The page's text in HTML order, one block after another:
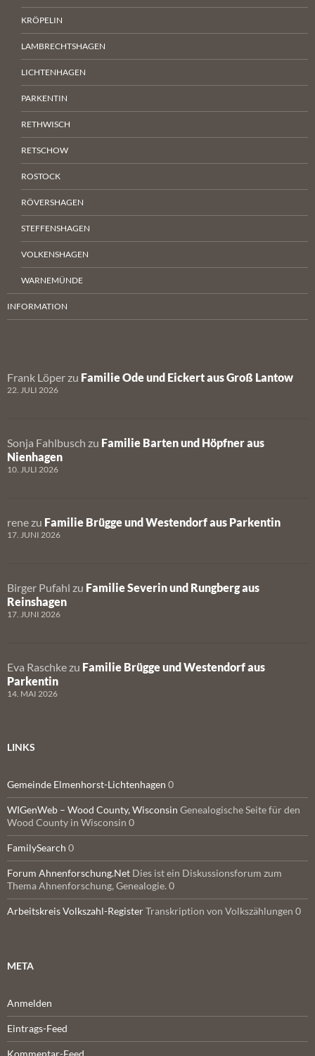
KRÖPELIN
LAMBRECHTSHAGEN
LICHTENHAGEN
PARKENTIN
RETHWISCH
RETSCHOW
ROSTOCK
RÖVERSHAGEN
STEFFENSHAGEN
VOLKENSHAGEN
WARNEMÜNDE
INFORMATION
Frank Löper zu Familie Ode und Eickert aus Groß Lantow
22. JULI 2026
Sonja Fahlbusch zu Familie Barten und Höpfner aus
Nienhagen
10. JULI 2026
rene zu Familie Brügge und Westendorf aus Parkentin
17. JUNI 2026
Birger Pufahl zu Familie Severin und Rungberg aus
Reinshagen
17. JUNI 2026
Eva Raschke zu Familie Brügge und Westendorf aus
Parkentin
14. MAI 2026
LINKS
Gemeinde Elmenhorst-Lichtenhagen 0
WIGenWeb – Wood County, Wisconsin Genealogische Seite für den
Wood County in Wisconsin 0
FamilySearch 0
Forum Ahnenforschung.Net Dies ist ein Diskussionsforum zum
Thema Ahnenforschung, Genealogie. 0
Arbeitskreis Volkszahl-RegisterTranskription von Volkszählungen 0
META
Anmelden
Eintrags-Feed
Kommentar-Feed